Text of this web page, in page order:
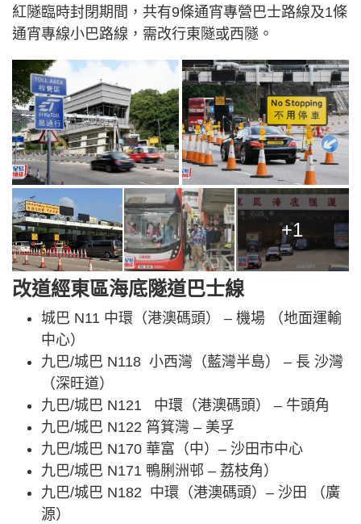
紅隧臨時封閉期間，共有9條通宵專營巴士路線及1條
通宵專線小巴路線，需改行東隧或西隧。
+1
改道經東區海底隧道巴士線
城巴 N11 中環（港澳碼頭） – 機場 （地面運輸
中心）
九巴/城巴 N118 小西灣（藍灣半島） – 長 沙灣
（深旺道）
九巴/城巴 N121 中環（港澳碼頭） – 牛頭角
九巴/城巴 N122 筲箕灣 – 美孚
九巴/城巴 N170 華富（中）– 沙田市中心
九巴/城巴 N171 鴨脷洲邨 – 荔枝角）
九巴/城巴 N182 中環（港澳碼頭）– 沙田 （廣
源）